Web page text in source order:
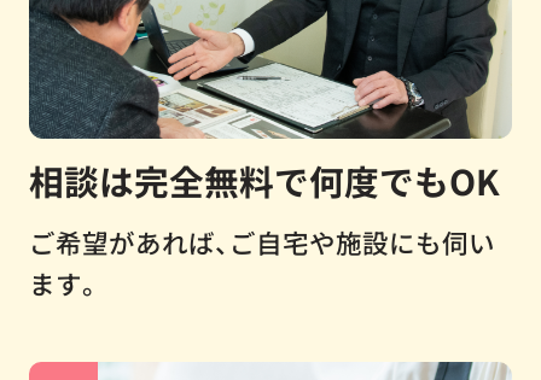
相談は完全無料で何度でもOK
ご希望があれば、ご自宅や施設にも伺い
ます。